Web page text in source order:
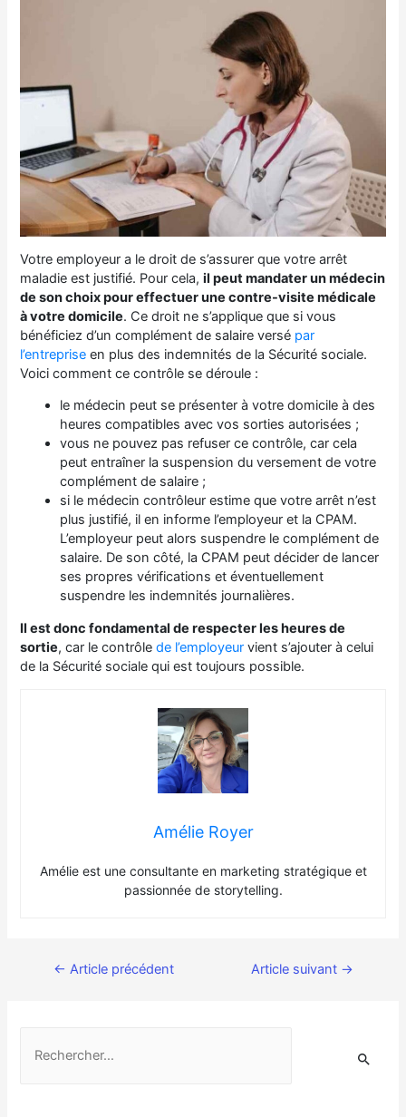
Votre employeur a le droit de s’assurer que votre arrêt
maladie est justifié. Pour cela,il peut mandater un médecin
de son choix pour effectuer une contre-visite médicale
à votre domicile. Ce droit ne s’applique que si vous
bénéficiez d’un complément de salaire versé par
l’entreprise en plus des indemnités de la Sécurité sociale.
Voici comment ce contrôle se déroule :
le médecin peut se présenter à votre domicile à des
heures compatibles avec vos sorties autorisées ;
vous ne pouvez pas refuser ce contrôle, car cela
peut entraîner la suspension du versement de votre
complément de salaire ;
si le médecin contrôleur estime que votre arrêt n’est
plus justifié, il en informe l’employeur et la CPAM.
L’employeur peut alors suspendre le complément de
salaire. De son côté, la CPAM peut décider de lancer
ses propres vérifications et éventuellement
suspendre les indemnités journalières.
Il est donc fondamental de respecter les heures de
sortie, car le contrôlede l’employeur vient s’ajouter à celui
de la Sécurité sociale qui est toujours possible.
Amélie Royer
Amélie est une consultante en marketing stratégique et
passionnée de storytelling.
← Article précédent Article suivant →